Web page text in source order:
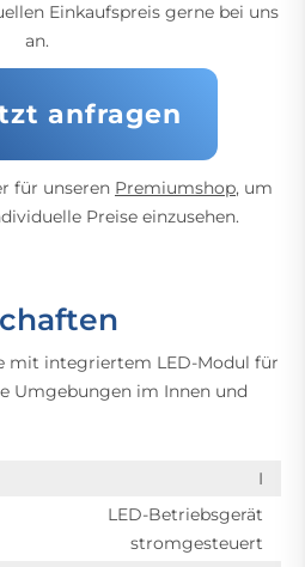
Einkaufspreis gerne bei uns
an.
anfragen
für unseren Premiumshop, um
Preise einzusehen.
mit integriertem LED-Modul für
Umgebungen im Innen und
I
LED-Betriebsgerät
stromgesteuert